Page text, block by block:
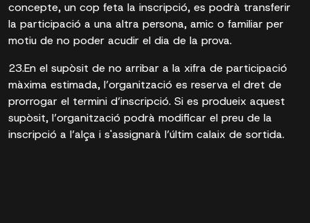
concepte, un cop feta la inscripció, es podrà transferir
la participació a una altra persona, amic o familiar per
motiu de no poder acudir el dia de la prova.
23.En el supòsit de no arribar a la xifra de participació
màxima estimada, l’organització es reserva el dret de
prorrogar el termini d’inscripció. Si es produeix aquest
supòsit, l’organització podrà modificar el preu de la
inscripció a l’alça i s'assignarà l’últim calaix de sortida.